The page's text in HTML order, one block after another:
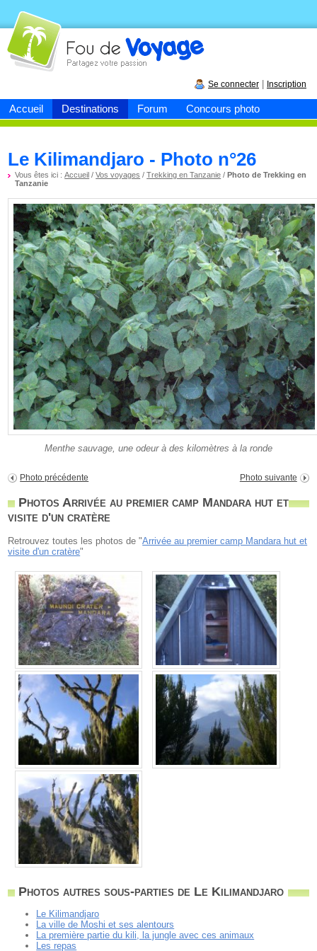
Accueil Destinations Forum Concours photo
Fou devoyage
Se connecter Inscription
Le Kilimandjaro - Photo n°26
Vous êtes ici :Accueil /Vos voyages /Trekking en Tanzanie /Photo de Trekking en
Tanzanie
Menthe sauvage, une odeur à des kilomètres à la ronde
Photo précédente Photo suivante
Photos Arrivée au premier camp Mandara hut et
visite d'un cratère
Retrouvez toutes les photos de "Arrivée au premier camp Mandara hut et
visite d'un cratère"
Photos autres sous-parties de Le Kilimandjaro
Le Kilimandjaro
La ville de Moshi et ses alentours
La première partie du kili, la jungle avec ces animaux
Les repas